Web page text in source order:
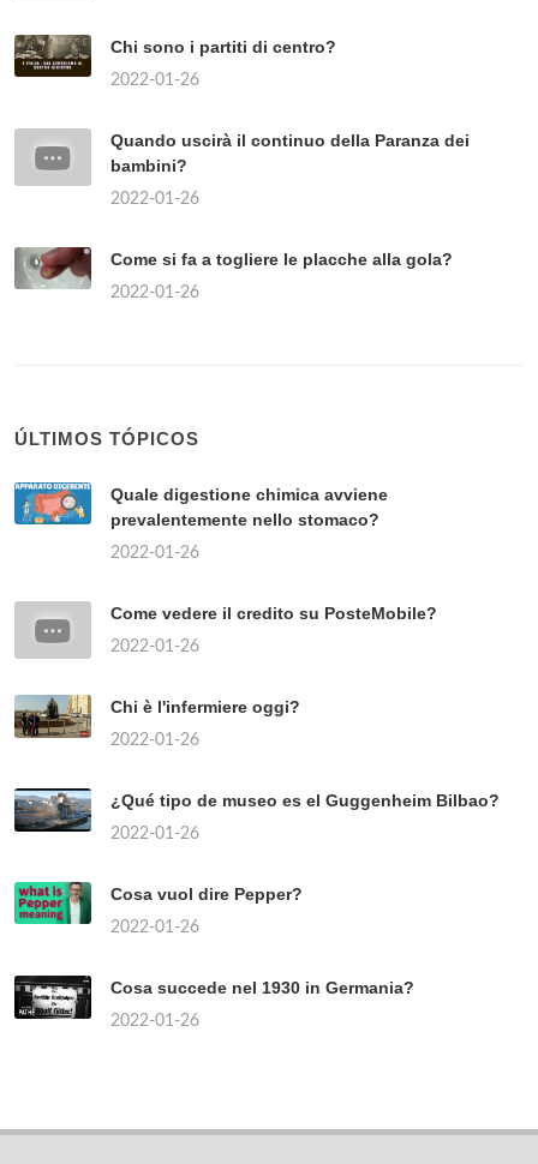
Chi sono i partiti di centro?
2022-01-26
Quando uscirà il continuo della Paranza dei
bambini?
2022-01-26
Come si fa a togliere le placche alla gola?
2022-01-26
ÚLTIMOS TÓPICOS
Quale digestione chimica avviene
prevalentemente nello stomaco?
2022-01-26
Come vedere il credito su PosteMobile?
2022-01-26
Chi è l'infermiere oggi?
2022-01-26
¿Qué tipo de museo es el Guggenheim Bilbao?
2022-01-26
Cosa vuol dire Pepper?
2022-01-26
Cosa succede nel 1930 in Germania?
2022-01-26